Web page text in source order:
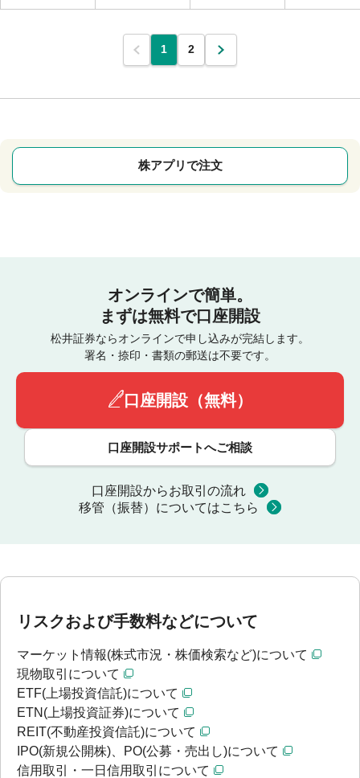
1 2
株アプリで注文
オンラインで簡単。
まずは無料で口座開設
松井証券ならオンラインで申し込みが完結します。
署名・捺印・書類の郵送は不要です。
口座開設（無料）
口座開設サポートへご相談
口座開設からお取引の流れ
移管（振替）についてはこちら
リスクおよび手数料などについて
マーケット情報(株式市況・株価検索など)について
現物取引について
ETF(上場投資信託)について
ETN(上場投資証券)について
REIT(不動産投資信託)について
IPO(新規公開株)、PO(公募・売出し)について
信用取引・一日信用取引について